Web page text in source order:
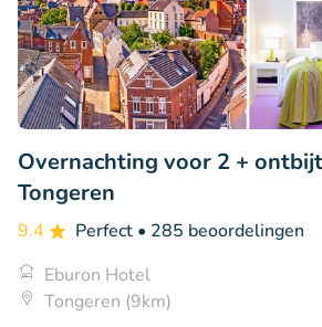
Overnachting voor 2 +
Tongeren
9.4 Perfect • 285 beoordelingen
Eburon Hotel
Tongeren (9km)